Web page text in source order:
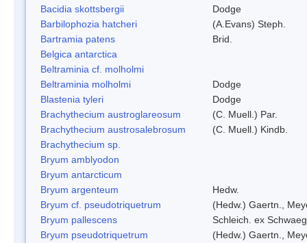
Bacidia skottsbergii
Dodge
Barbilophozia hatcheri
(A.Evans) Steph.
Bartramia patens
Brid.
Belgica antarctica
Beltraminia cf. molholmi
Beltraminia molholmi
Dodge
Blastenia tyleri
Dodge
Brachythecium austroglareosum
(C. Muell.) Par.
Brachythecium austrosalebrosum
(C. Muell.) Kindb.
Brachythecium sp.
Bryum amblyodon
Bryum antarcticum
Bryum argenteum
Hedw.
Bryum cf. pseudotriquetrum
(Hedw.) Gaertn.,
Bryum pallescens
Schleich. ex
Bryum pseudotriquetrum
(Hedw.) Gaertn.,